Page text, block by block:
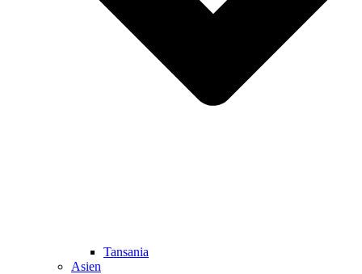
Tansania
Asien